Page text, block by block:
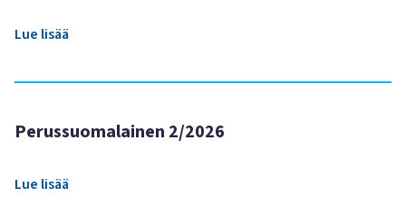
Lue lisää
Perussuomalainen 2/2026
Lue lisää